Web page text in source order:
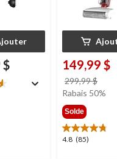
$ 149,99 $
299,99 $
était
Rabais 50%
Solde
4.8 (85)
4.8